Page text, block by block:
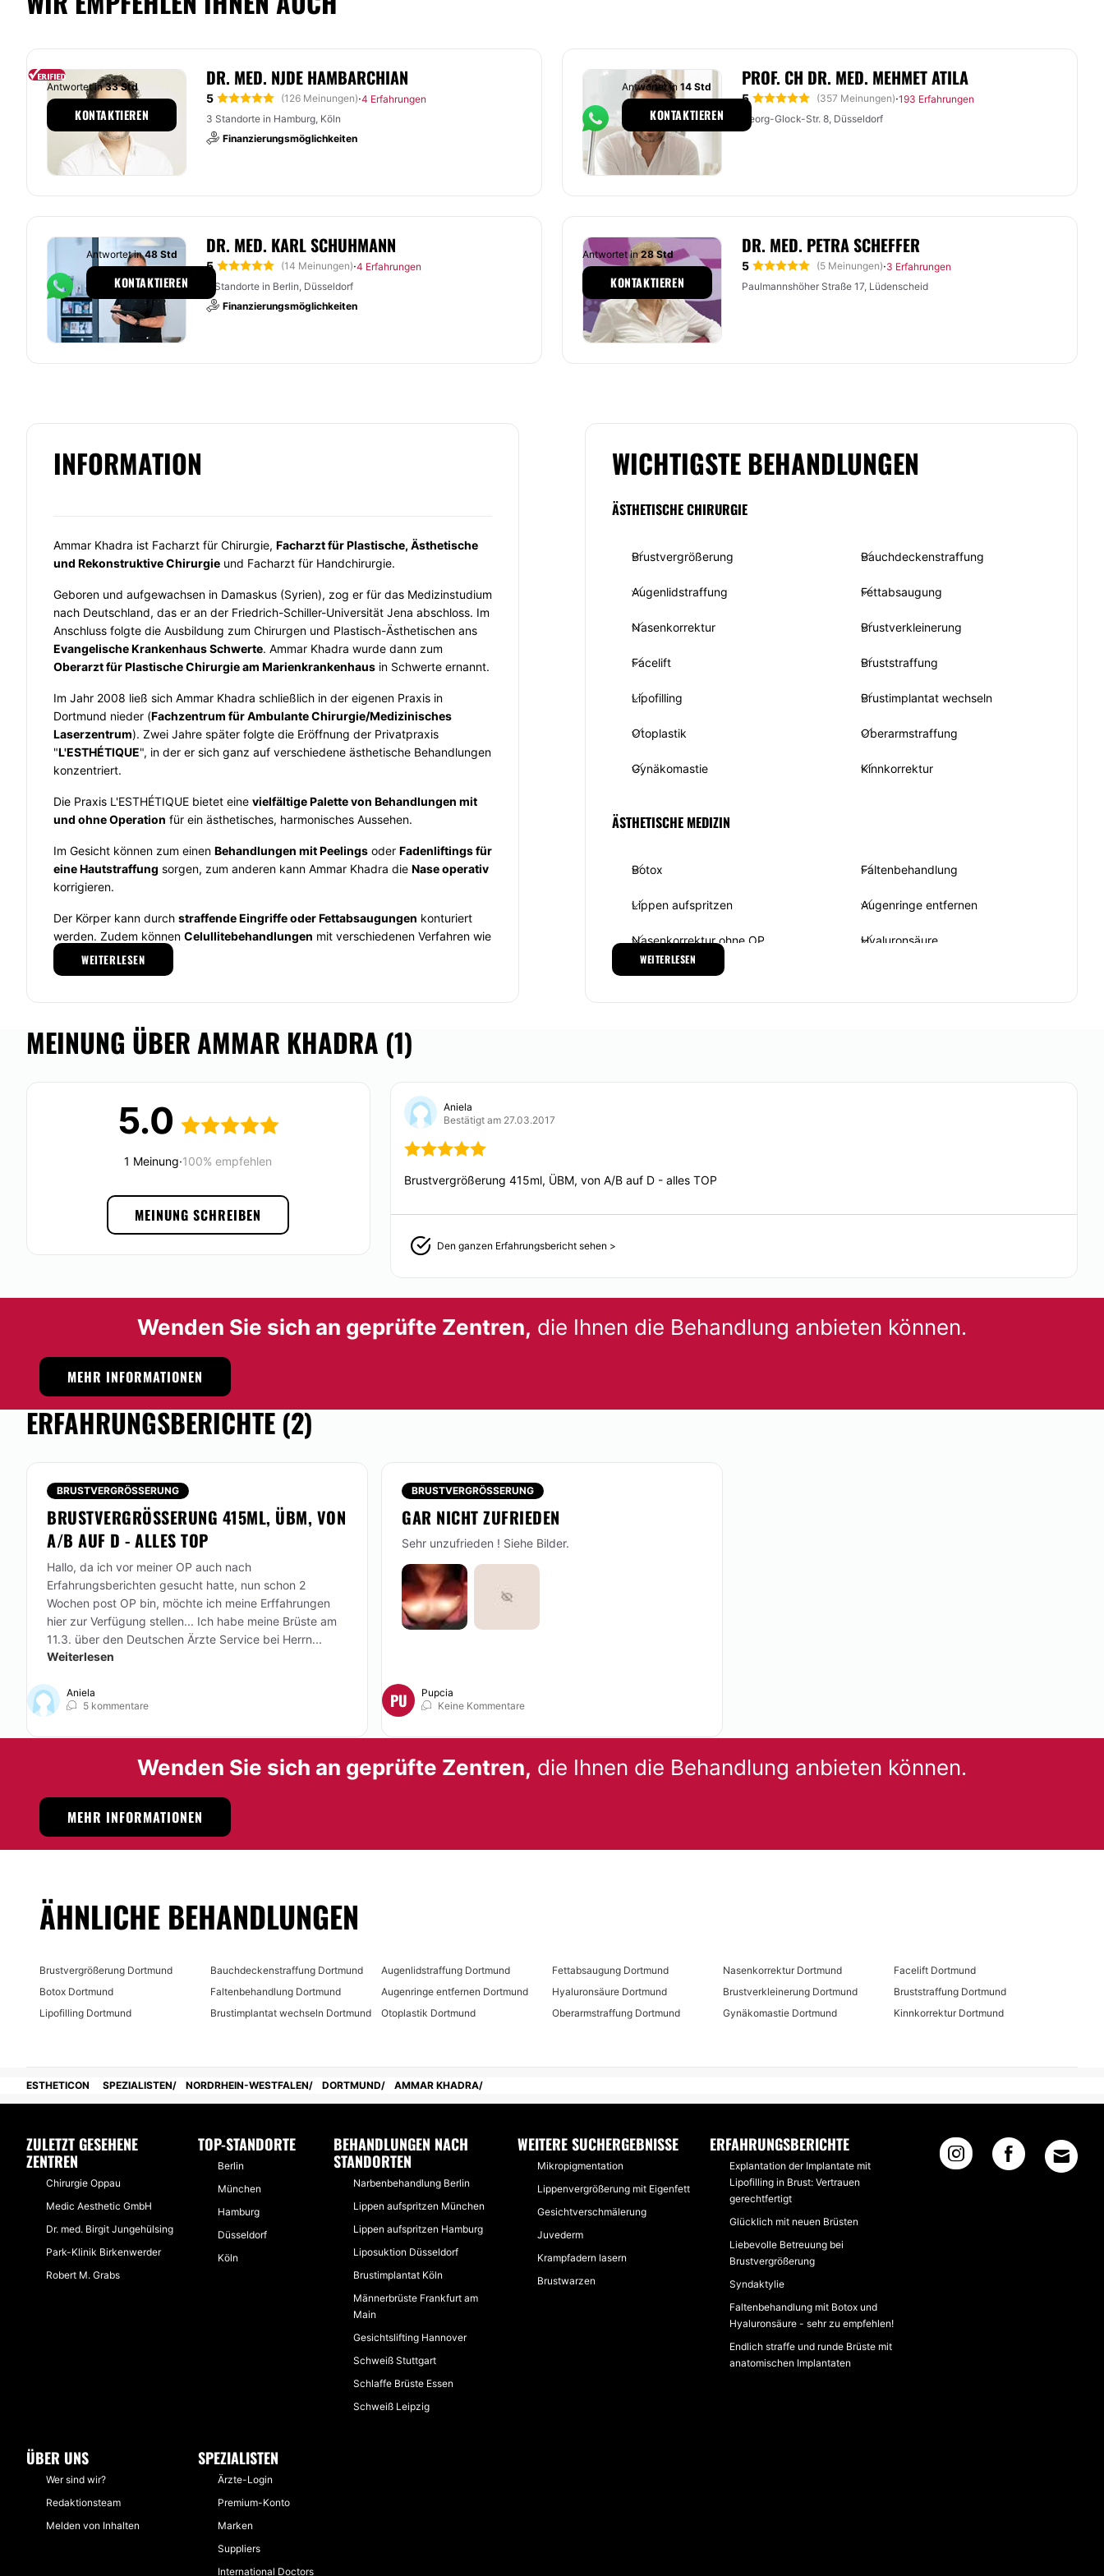
DR. MED. NJDE HAMBARCHIAN
5 (126 Meinungen)·4 Erfahrungen
3 Standorte in Hamburg, Köln
Finanzierungsmöglichkeiten
Antwortet in33 Std
KONTAKTIEREN
PROF. CH DR. MED. MEHMET ATILA
5 (357 Meinungen)·193 Erfahrungen
Georg-Glock-Str. 8, Düsseldorf
Antwortet in 14 Std
KONTAKTIEREN
DR. MED. KARL SCHUHMANN
5 (14 Meinungen)·4 Erfahrungen
2 Standorte in Berlin, Düsseldorf
Finanzierungsmöglichkeiten
Antwortet in48 Std
KONTAKTIEREN
DR. MED. PETRA SCHEFFER
5 (5 Meinungen)·3 Erfahrungen
Paulmannshöher Straße 17, Lüdenscheid
Antwortet in28 Std
KONTAKTIEREN
INFORMATION
Ammar Khadra ist Facharzt für Chirurgie, Facharzt für Plastische, Ästhetische
und Rekonstruktive Chirurgie und Facharzt für Handchirurgie.
Geboren und aufgewachsen in Damaskus (Syrien), zog er für das Medizinstudium
nach Deutschland, das er an der Friedrich-Schiller-Universität Jena abschloss. Im
Anschluss folgte die Ausbildung zum Chirurgen und Plastisch-Ästhetischen ans
Evangelische Krankenhaus Schwerte. Ammar Khadra wurde dann zum
Oberarzt für Plastische Chirurgie am Marienkrankenhaus in Schwerte ernannt.
Im Jahr 2008 ließ sich Ammar Khadra schließlich in der eigenen Praxis in
Dortmund nieder (Fachzentrum für Ambulante Chirurgie/Medizinisches
Laserzentrum). Zwei Jahre später folgte die Eröffnung der Privatpraxis
"L'ESTHÉTIQUE", in der er sich ganz auf verschiedene ästhetische Behandlungen
konzentriert.
Die Praxis L'ESTHÉTIQUE bietet eine vielfältige Palette von Behandlungen mit
und ohne Operation für ein ästhetisches, harmonisches Aussehen.
Im Gesicht können zum einen Behandlungen mit Peelings oder Fadenliftings für
eine Hautstraffung sorgen, zum anderen kann Ammar Khadra die Nase operativ
korrigieren.
Der Körper kann durch straffende Eingriffe oder Fettabsaugungen konturiert
werden. Zudem können Celullitebehandlungen mit verschiedenen Verfahren wie
z. B. der Bindegewebsmassage oder der Mesotherapie erfolgen. Ammar Khadra
führt bei Frauen außerdem
belebende kosmetische Behandlungen.
und die passenden Produkte spezialisiert ist und hierzu umfassend beraten kann.
Beide legen Wert auf den Einsatzmodernster Techniken
Unterstützung von
und gehen individuell auf jeden
Patienten ein. Als besondere Services kann für einen längeren Aufenthalt ein
Ratenzahlungenbeglichen werden.
Die Praxis befindet sich in der Nähe der Einkaufsmeile
Finanzierungs- oder Zahlungsmöglichkeiten:
WEITERLESEN
WICHTIGSTE BEHANDLUNGEN
ÄSTHETISCHE CHIRURGIE
Brustvergrößerung Bauchdeckenstraffung
Augenlidstraffung Fettabsaugung
Nasenkorrektur Brustverkleinerung
Facelift Bruststraffung
Lipofilling Brustimplantat wechseln
Otoplastik Oberarmstraffung
Gynäkomastie Kinnkorrektur
ÄSTHETISCHE MEDIZIN
Botox Faltenbehandlung
Lippen aufspritzen Augenringe entfernen
Nasenkorrektur ohne OP Hyaluronsäure
Hyperhidrose
ÄSTHETISCH-KOSMETISCHE BEHANDLUNGEN
WEITERLESEN
MEINUNG ÜBER AMMAR KHADRA (1)
5.0
1 Meinung·100% empfehlen
MEINUNG SCHREIBEN
Aniela
Bestätigt am 27.03.2017
Brustvergrößerung 415ml, ÜBM, von A/B auf D - alles TOP
Den ganzen Erfahrungsbericht sehen >
Wenden Sie sich an geprüfte Zentren, die Ihnen die Behandlung anbieten können.
MEHR INFORMATIONEN
ERFAHRUNGSBERICHTE (2)
BRUSTVERGRÖSSERUNG
BRUSTVERGRÖSSERUNG 415ML, ÜBM, VON A
/B AUF D - ALLES TOP
Hallo, da ich vor meiner OP auch nach
Erfahrungsberichten gesucht hatte, nun schon 2
Wochen post OP bin, möchte ich meine Erffahrungen
hier zur Verfügung stellen... Ich habe meine Brüste am
11.3. über den Deutschen Ärzte Service bei Herrn...
Weiterlesen
Aniela
5 kommentare
BRUSTVERGRÖSSERUNG
GAR NICHT ZUFRIEDEN
Sehr unzufrieden ! Siehe Bilder.
PU
Pupcia
Keine Kommentare
Wenden Sie sich an geprüfte Zentren, die Ihnen die Behandlung anbieten können.
MEHR INFORMATIONEN
ÄHNLICHE BEHANDLUNGEN
Brustvergrößerung Dortmund Bauchdeckenstraffung Dortmund Augenlidstraffung Dortmund Fettabsaugung Dortmund Nasenkorrektur Dortmund
Facelift Dortmund
Botox Dortmund
Faltenbehandlung Dortmund Augenringe entfernen Dortmund Hyaluronsäure Dortmund Brustverkleinerung Dortmund
Bruststraffung Dortmund
Lipofilling Dortmund
Brustimplantat wechseln Dortmund Otoplastik Dortmund Oberarmstraffung Dortmund Gynäkomastie Dortmund Kinnkorrektur Dortmund
ESTHETICON SPEZIALISTEN NORDRHEIN-WESTFALEN DORTMUND AMMAR KHADRA
ZULETZT GESEHENE
ZENTREN
Chirurgie Oppau
Medic Aesthetic GmbH
Dr. med. Birgit Jungehülsing
Park-Klinik Birkenwerder
Robert M. Grabs
TOP-STANDORTE
Berlin
München
Hamburg
Düsseldorf
Köln
BEHANDLUNGEN NACH
STANDORTEN
Narbenbehandlung Berlin
Lippen aufspritzen München
Lippen aufspritzen Hamburg
Liposuktion Düsseldorf
Brustimplantat Köln
Männerbrüste Frankfurt am
Main
Gesichtslifting Hannover
Schweiß Stuttgart
Schlaffe Brüste Essen
Schweiß Leipzig
WEITERE SUCHERGEBNISSE
Mikropigmentation
Lippenvergrößerung mit Eigenfett
Gesichtverschmälerung
Juvederm
Krampfadern lasern
Brustwarzen
ERFAHRUNGSBERICHTE
Explantation der Implantate mit
Lipofilling in Brust: Vertrauen
gerechtfertigt
Glücklich mit neuen Brüsten
Liebevolle Betreuung bei
Brustvergrößerung
Syndaktylie
Faltenbehandlung mit Botox und
Hyaluronsäure - sehr zu empfehlen!
Endlich straffe und runde Brüste mit
anatomischen Implantaten
ÜBER UNS
Wer sind wir?
Redaktionsteam
Melden von Inhalten
SPEZIALISTEN
Ärzte-Login
Premium-Konto
Marken
Suppliers
International Doctors